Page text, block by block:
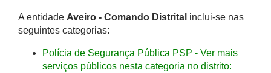
A entidade Aveiro - Comando Distrital inclui-se nas
seguintes categorias:
Polícia de Segurança Pública PSP - Ver mais
serviços públicos nesta categoria no distrito: